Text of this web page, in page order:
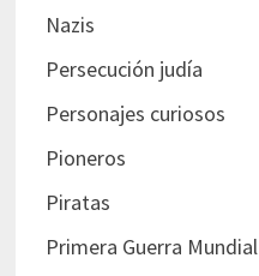
Nazis
Persecución judía
Personajes curiosos
Pioneros
Piratas
Primera Guerra Mundial